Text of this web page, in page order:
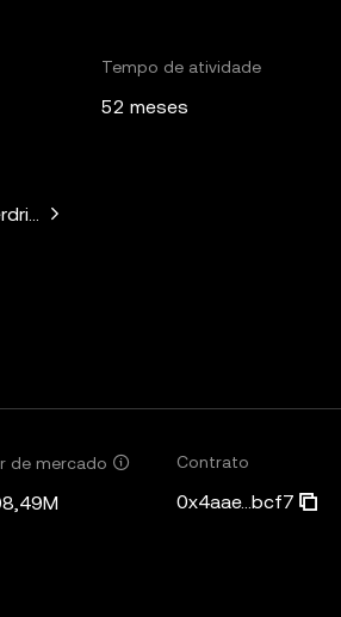
Tempo de atividade
52 meses
Capital, CMT Digital, Laser
de mercado Contrato
0x4aae...bcf7